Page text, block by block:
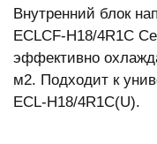
Внутренний блок
ECLCF-H18/4R1C
эффективно
м2. Подходит к
ECL-H18/4R1C(U).